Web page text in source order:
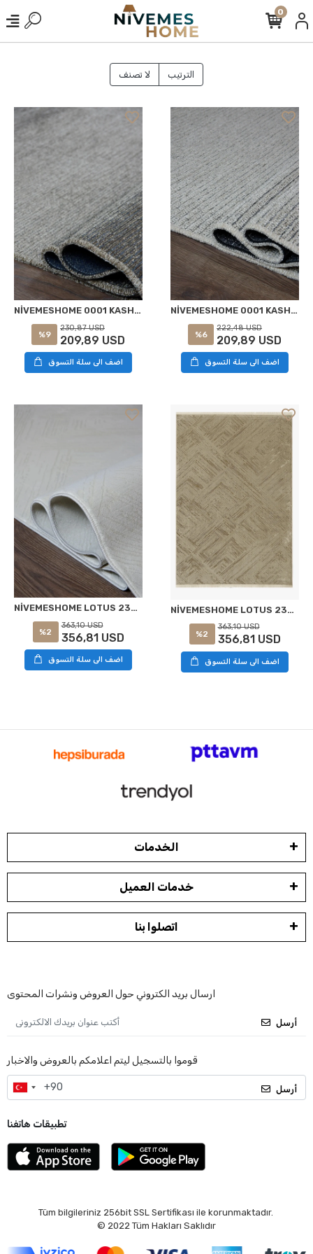
0
لا تصنف الترتيب
NİVEMESHOME 0001 KASHE LOFT 200X290 HALI GRİ
%9
230,87 USD
209,89 USD
اضف الى سلة التسوق
NİVEMESHOME 0001 KASHE LOFT 200X290 HALI KREM
%6
222,48 USD
209,89 USD
اضف الى سلة التسوق
NİVEMESHOME LOTUS 23413 KASHE 200X290 HALI KREM
%2
363,10 USD
356,81 USD
اضف الى سلة التسوق
NİVEMESHOME LOTUS 23413 KASHE 200X290 HALI BEJ
%2
363,10 USD
356,81 USD
اضف الى سلة التسوق
الخدمات
خدمات العميل
اتصلوا بنا
ارسال بريد الكتروني حول العروض ونشرات المحتوى
أرسل
قوموا بالتسجيل ليتم اعلامكم بالعروض والاخبار
أرسل
تطبيقات هاتفنا
Tüm bilgileriniz 256bit SSL Sertifikası ile korunmaktadır.
© 2022 Tüm Hakları Saklıdır